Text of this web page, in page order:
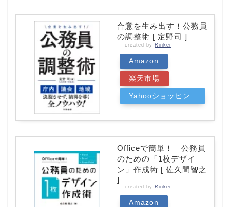
合意を生み出す！公務員
の調整術 [ 定野司 ]
created by Rinker
Amazon
楽天市場
Yahooショッピン
Officeで簡単！ 公務員
のための「1枚デザイ
ン」作成術 [ 佐久間智之
]
created by Rinker
Amazon